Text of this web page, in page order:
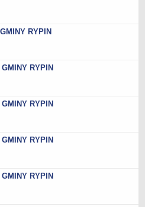
Instytucja kultury, OSP
RYPIN
RYPIN
RYPIN
RYPIN
RYPIN